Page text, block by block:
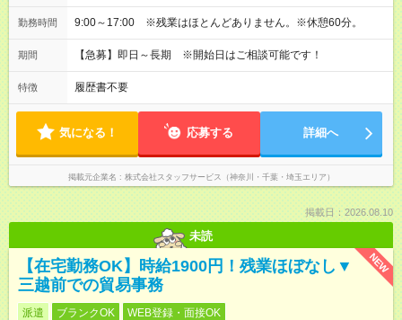
勤務時間 9:00～17:00 ※残業はほとんどありません。※休憩60分。
期間 【急募】即日～長期 ※開始日はご相談可能です！
特徴 履歴書不要
気になる！ 応募する 詳細へ
掲載元企業名 株式会社スタッフサービス（神奈川・千葉・埼玉エリア）
掲載日：2026.08.10
未読
NEW
【在宅勤務OK】時給1900円！残業ほぼなし▼
三越前での貿易事務
派遣 ブランクOK WEB登録・面接OK